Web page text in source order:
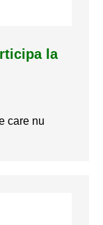
la
care nu